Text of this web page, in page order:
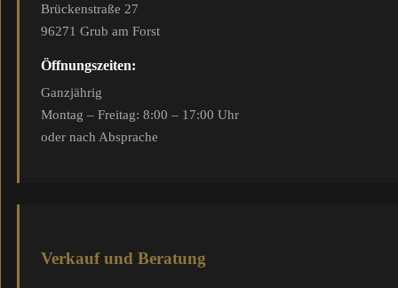
Brückenstraße 27
96271 Grub am Forst
Öffnungszeiten:
Ganzjährig
Montag – Freitag: 8:00 – 17:00 Uhr
oder nach Absprache
Verkauf und Beratung